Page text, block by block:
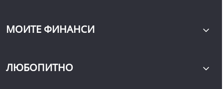
МОИТЕ ФИНАНСИ
ЛЮБОПИТНО